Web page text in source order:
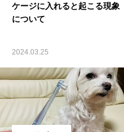
ケージに入れると起こる現象
について
2024.03.25